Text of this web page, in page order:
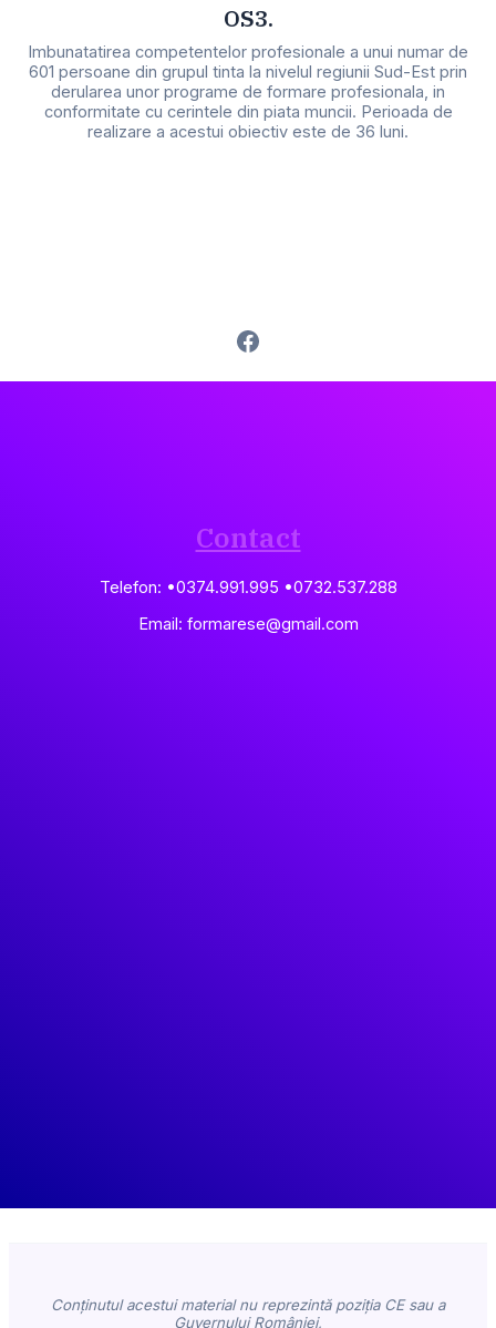
OS3.
Imbunatatirea competentelor profesionale a unui numar de
601 persoane din grupul tinta la nivelul regiunii Sud-Est prin
derularea unor programe de formare profesionala, in
conformitate cu cerintele din piata muncii. Perioada de
realizare a acestui obiectiv este de 36 luni.
Contact
Telefon: •0374.991.995 •0732.537.288
Email: formarese@gmail.com
Conținutul acestui material nu reprezintă poziția CE sau a
Guvernului României,